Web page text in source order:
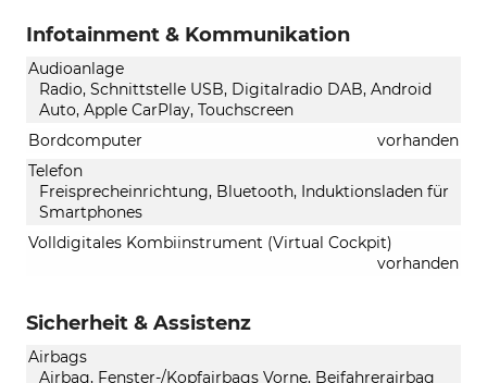
Infotainment & Kommunikation
Audioanlage
Radio, Schnittstelle USB, Digitalradio DAB, Android
Auto, Apple CarPlay, Touchscreen
Bordcomputer
vorhanden
Telefon
Freisprecheinrichtung, Bluetooth, Induktionsladen für
Smartphones
Volldigitales Kombiinstrument (Virtual Cockpit)
vorhanden
Sicherheit & Assistenz
Airbags
Airbag, Fenster-/Kopfairbags Vorne, Beifahrerairbag